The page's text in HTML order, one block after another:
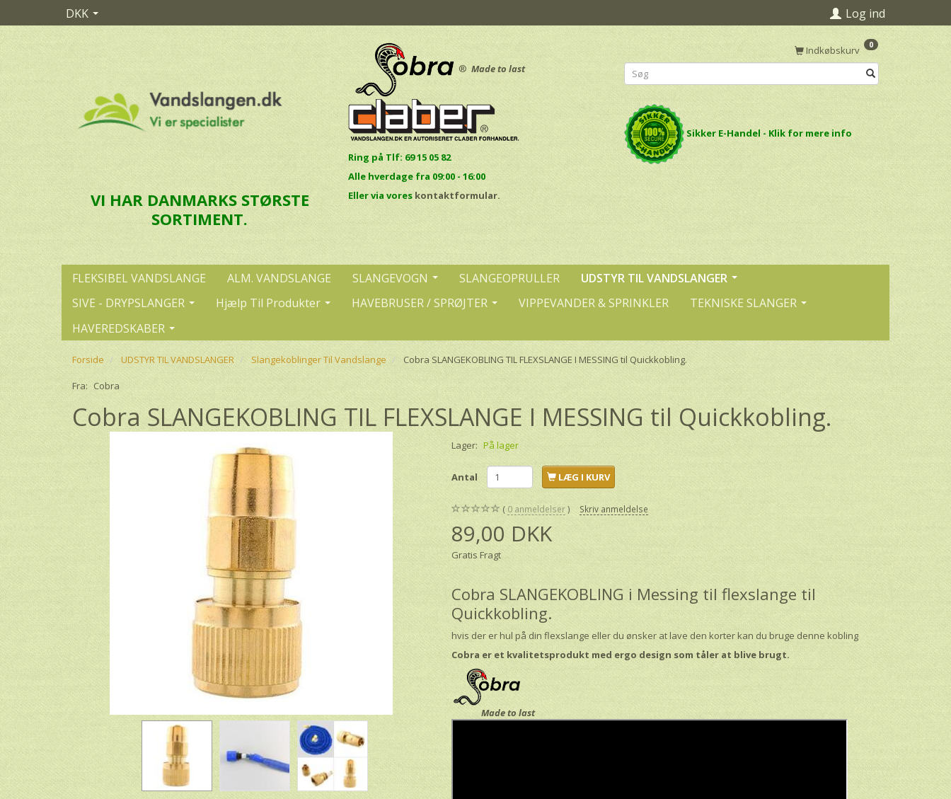
DKK Log ind
VI HAR DANMARKS STØRSTE
SORTIMENT.
® Made to last
Ring på Tlf: 69 15 05 82
Alle hverdage fra 09:00 - 16:00
Eller via vores kontaktformular.
Indkøbskurv 0
Sikker E-Handel - Klik for mere info
FLEKSIBEL VANDSLANGE ALM. VANDSLANGE SLANGEVOGN SLANGEOPRULLER
UDSTYR TIL VANDSLANGER
SIVE - DRYPSLANGER
Hjælp Til Produkter HAVEBRUSER / SPRØJTER VIPPEVANDER & SPRINKLER
TEKNISKE SLANGER
HAVEREDSKABER
Forside UDSTYR TIL VANDSLANGER Slangekoblinger Til Vandslange Cobra SLANGEKOBLING TIL FLEXSLANGE I MESSING til Quickkobling.
Fra: Cobra
Cobra SLANGEKOBLING TIL FLEXSLANGE I MESSING til Quickkobling.
Lager: På lager
Antal LÆG I KURV
0 anmeldelser Skriv anmeldelse
89,00 DKK
Gratis Fragt
Cobra SLANGEKOBLING i Messing til flexslange til
Quickkobling.
hvis der er hul på din flexslange eller du ønsker at lave den korter kan du bruge denne kobling
Cobra er et kvalitetsprodukt med ergo design som tåler at blive brugt.
Made to last